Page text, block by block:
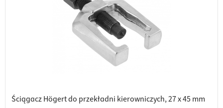
Ściągacz Högert do przekładni kierowniczych, 27 x 45 mm